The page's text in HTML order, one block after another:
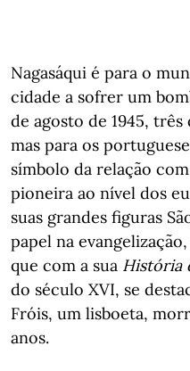
Nagasáqui é para o
cidade a sofrer um
de agosto de 1945,
mas para os
símbolo da relação
pioneira ao nível dos
suas grandes figuras
papel na
que com a sua História
do século XVI, se
Fróis, um lisboeta,
anos.